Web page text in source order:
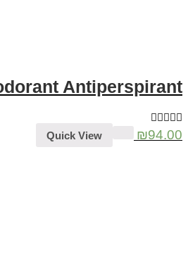
₪
Quick View